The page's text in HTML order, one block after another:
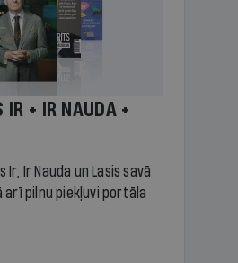
IR + IR NAUDA +
Ir, Ir Nauda un Lasis savā
pilnu piekļuvi portāla